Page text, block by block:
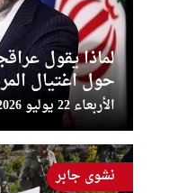
لماذا يقول
حول اغتيال
الأربعاء 22 يوليو 2026 - 14:13:18
نشوى جابر